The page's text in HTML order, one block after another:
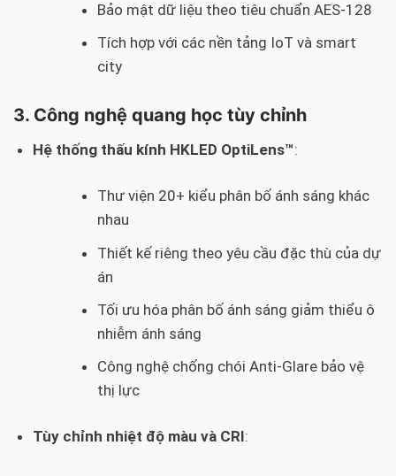
Bảo mật dữ liệu theo tiêu chuẩn AES-128
Tích hợp với các nền tảng IoT và smart
city
3. Công nghệ quang học tùy chỉnh
Hệ thống thấu kính HKLED OptiLens™:
Thư viện 20+ kiểu phân bố ánh sáng khác
nhau
Thiết kế riêng theo yêu cầu đặc thù của dự
án
Tối ưu hóa phân bố ánh sáng giảm thiểu ô
nhiễm ánh sáng
Công nghệ chống chói Anti-Glare bảo vệ
thị lực
Tùy chỉnh nhiệt độ màu và CRI: